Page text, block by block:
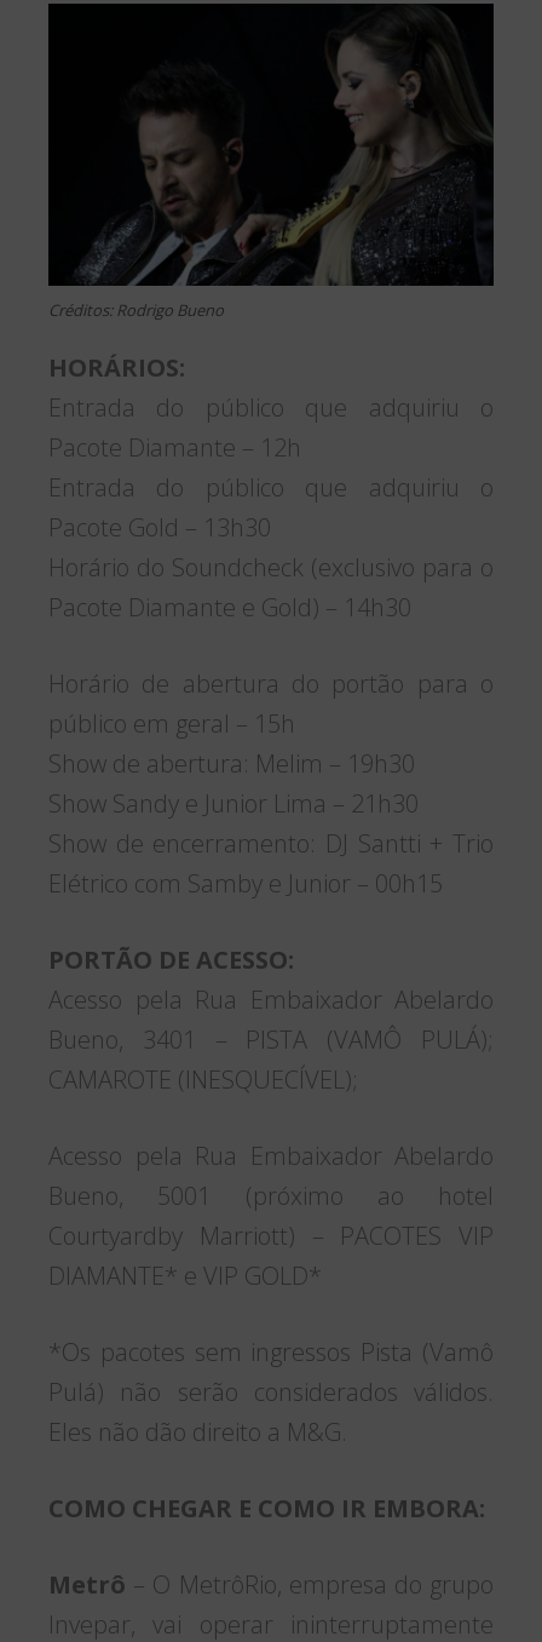
Créditos: Rodrigo Bueno
HORÁRIOS:
Entrada do público que adquiriu o
Pacote Diamante – 12h
Entrada do público que adquiriu o
Pacote Gold – 13h30
Horário do Soundcheck (exclusivo para o
Pacote Diamante e Gold) – 14h30
Horário de abertura do portão para o
público em geral – 15h
Show de abertura: Melim – 19h30
Show Sandy e Junior Lima – 21h30
Show de encerramento: DJ Santti + Trio
Elétrico com Samby e Junior – 00h15
PORTÃO DE ACESSO:
Acesso pela Rua Embaixador Abelardo
Bueno, 3401 – PISTA (VAMÔ PULÁ);
CAMAROTE (INESQUECÍVEL);
Acesso pela Rua Embaixador Abelardo
Bueno, 5001 (próximo ao hotel
Courtyardby Marriott) – PACOTES VIP
DIAMANTE* e VIP GOLD*
*Os pacotes sem ingressos Pista (Vamô
Pulá) não serão considerados válidos.
Eles não dão direito a M&G.
COMO CHEGAR E COMO IR EMBORA:
Metrô – O MetrôRio, empresa do grupo
Invepar, vai operar ininterruptamente